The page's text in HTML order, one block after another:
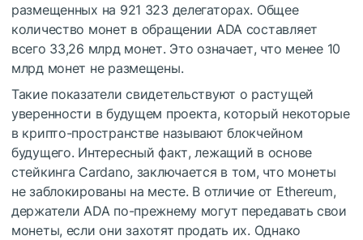
размещенных на 921 323 делегаторах. Общее
количество монет в обращении ADA составляет
всего 33,26 млрд монет. Это означает, что менее 10
млрд монет не размещены.
Такие показатели свидетельствуют о растущей
уверенности в будущем проекта, который некоторые
в крипто-пространстве называют блокчейном
будущего. Интересный факт, лежащий в основе
стейкинга Cardano, заключается в том, что монеты
не заблокированы на месте. В отличие от Ethereum,
держатели ADA по-прежнему могут передавать свои
монеты, если они захотят продать их. Однако